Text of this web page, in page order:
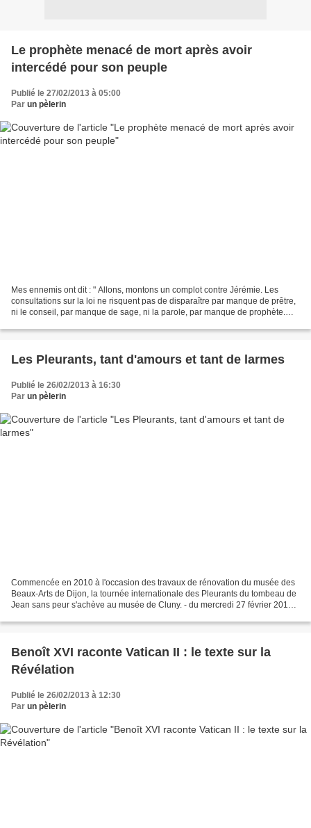
Le prophète menacé de mort après avoir
intercédé pour son peuple
Publié le 27/02/2013 à 05:00
Par un pèlerin
Mes ennemis ont dit : " Allons, montons un complot contre Jérémie. Les
consultations sur la loi ne risquent pas de disparaître par manque de prêtre,
ni le conseil, par manque de sage, ni la parole, par manque de prophète.
Les Pleurants, tant d'amours et tant de larmes
Publié le 26/02/2013 à 16:30
Par un pèlerin
Commencée en 2010 à l'occasion des travaux de rénovation du musée des
Beaux-Arts de Dijon, la tournée internationale des Pleurants du tombeau de
Jean sans peur s'achève au musée de Cluny. - du mercredi 27 février 2013
Benoît XVI raconte Vatican II : le texte sur la
Révélation
Publié le 26/02/2013 à 12:30
Par un pèlerin